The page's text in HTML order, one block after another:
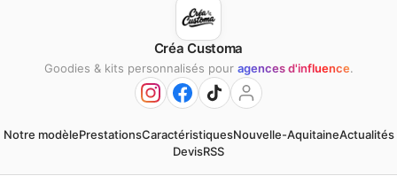
Créa Customa
Goodies & kits personnalisés pour agences d'influence.
Notre modèlePrestationsCaractéristiquesNouvelle-AquitaineActualités
DevisRSS